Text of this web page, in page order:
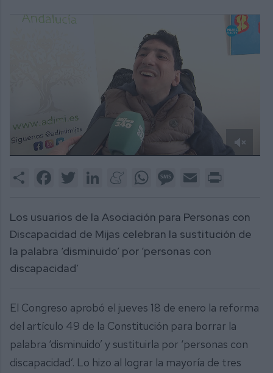
2
Share FacebookTwitter LinkedInMeneameWhatsAppMessage
Email
Los usuarios de la Asociación para Personas con
Discapacidad de Mijas celebran la sustitución de
la palabra ‘disminuido’ por ‘personas con
discapacidad’
El Congreso aprobó el jueves 18 de enero la reforma
del artículo 49 de la Constitución para borrar la
palabra ‘disminuido’ y sustituirla por ‘personas con
discapacidad’. Lo hizo al lograr la mayoría de tres